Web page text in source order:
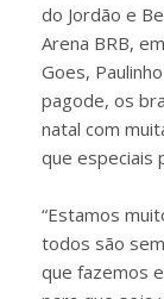
do Jordão e
Arena BRB,
Goes,
pagode, os
natal com
que especiais
“Estamos
todos são
que fazemos